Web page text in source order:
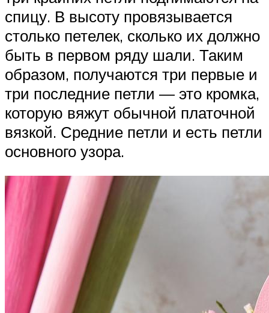
спицу. В высоту провязывается
столько петелек, сколько их должно
быть в первом ряду шали. Таким
образом, получаются три первые и
три последние петли — это кромка,
которую вяжут обычной платочной
вязкой. Средние петли и есть петли
основного узора.